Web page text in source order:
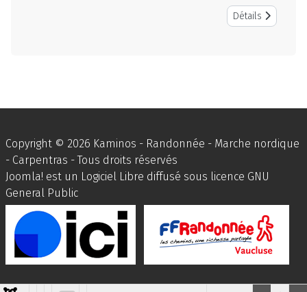
Détails
Copyright © 2026 Kaminos - Randonnée - Marche nordique
- Carpentras - Tous droits réservés
Joomla! est un Logiciel Libre diffusé sous licence GNU
General Public